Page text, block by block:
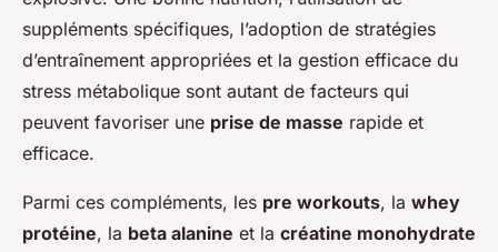
suppléments spécifiques, l’adoption de stratégies
d’entraînement appropriées et la gestion efficace du
stress métabolique sont autant de facteurs qui
peuvent favoriser une prise de masse rapide et
efficace.
Parmi ces compléments, les pre workouts, la whey
protéine, la beta alanine et la créatine monohydrate